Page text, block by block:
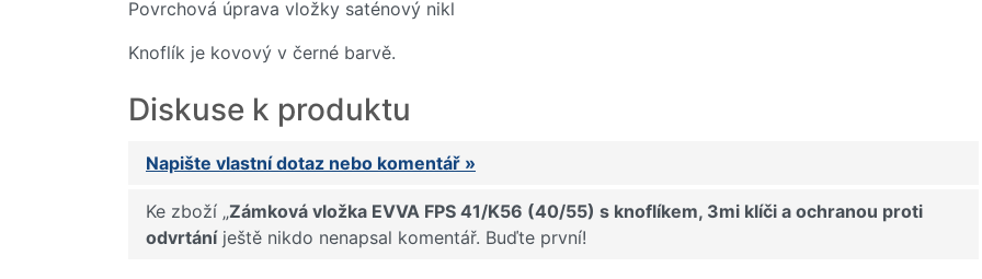
Povrchová úprava vložky saténový nikl
Knoflík je kovový v černé barvě.
Diskuse k produktu
Napište vlastní dotaz nebo komentář »
Ke zboží „Zámková vložka EVVA FPS 41/K56 (40/55) s knoflíkem, 3mi klíči a ochranou proti
odvrtáníještě nikdo nenapsal komentář. Buďte první!